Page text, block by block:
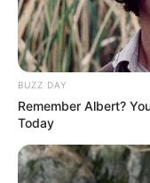
NT Επιμέλεια
Μαρίνα Βερούση
Δημοσίευση
31/05/2026, 21:00 ·
Τελευταία ενημέρωση
31/05/2026, 21:00 ·
Ελλάδα
BUZZ DAY
Remember Albert?
Today